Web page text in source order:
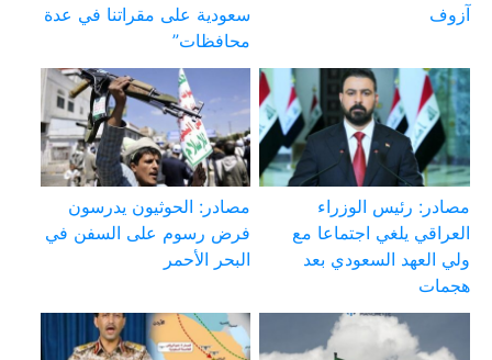
آزوف
سعودية على مقراتنا في عدة
محافظات”
مصادر: رئيس الوزراء
العراقي يلغي اجتماعا مع
ولي العهد السعودي بعد
هجمات
مصادر: الحوثيون يدرسون
فرض رسوم على السفن في
البحر الأحمر